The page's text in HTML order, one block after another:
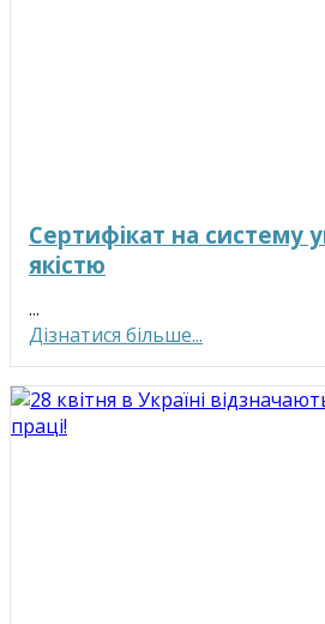
Сертифікат на систему
якістю
...
Дізнатися більше...